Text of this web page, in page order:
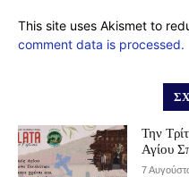
This site uses Akismet to
comment data is processed.
Την
Αγίου
7